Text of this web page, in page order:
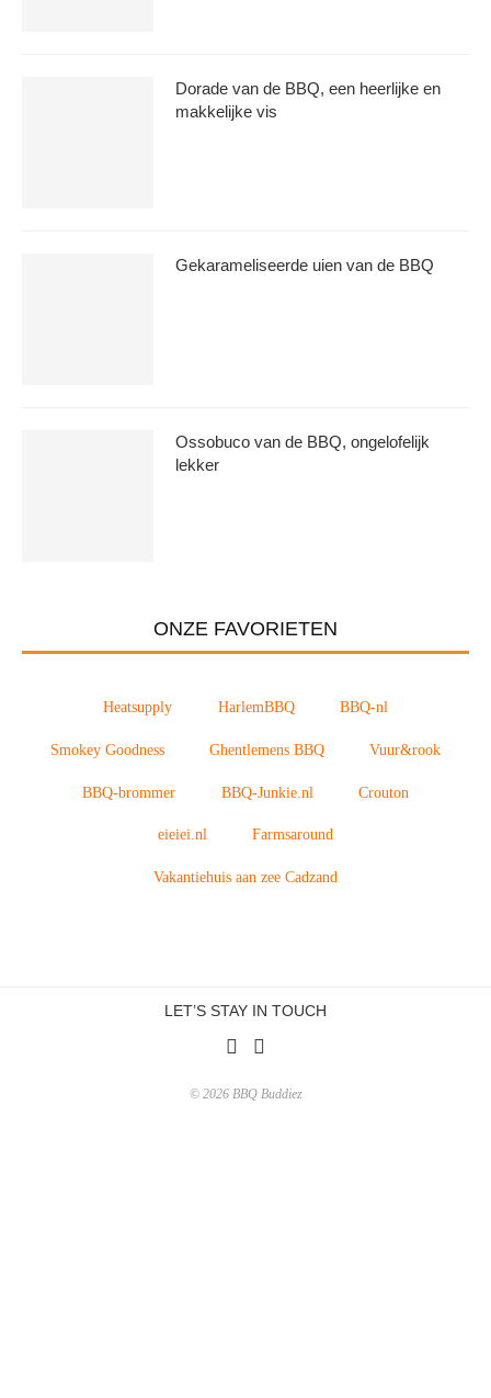
Dorade van de BBQ, een heerlijke en
makkelijke vis
Gekarameliseerde uien van de BBQ
Ossobuco van de BBQ, ongelofelijk
lekker
ONZE FAVORIETEN
Heatsupply HarlemBBQ BBQ-nl
Smokey Goodness Ghentlemens BBQ Vuur&rook
BBQ-brommer BBQ-Junkie.nl Crouton
eieiei.nl Farmsaround
Vakantiehuis aan zee Cadzand
LET’S STAY IN TOUCH
© 2026 BBQ Buddiez